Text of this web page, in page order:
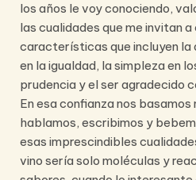
los años le voy conociendo,
las cualidades que me invitan
características que incluyen la
en la igualdad, la simpleza en
prudencia y el ser agradecido
En esa confianza nos basamos
hablamos, escribimos y
esas imprescindibles
vino sería solo moléculas y